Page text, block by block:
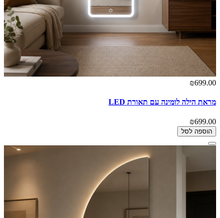
₪699.00
מראת הילה לומינה עם תאורת LED
₪699.00
הוספה לסל